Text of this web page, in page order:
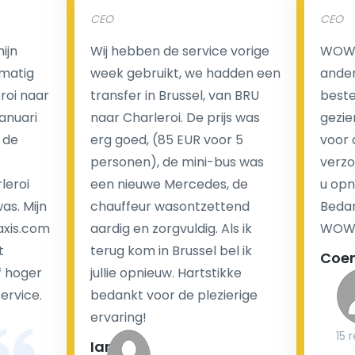
Een van de meest aantrekkelijke voordelen van
luchthaventaxi's is een vast tarief voor uw rit. In
tegenstelling tot traditionele taxi's met taxameter
brengen wij u geen extra kosten in rekening voor de
nachtrit.
We hebben geen ophaaltarief of extra kosten voor
wachttijd als uw vlucht vertraging heeft.
Kijk op onze website voor meer informatie over uw
transferkosten. Ons boekingsformulier bevat alle
mogelijke extra's die u kunt kiezen en de prijs die u
krijgt is transparant voor een passagier en een
naar
Mijn
hoger
CEO
Wij hebben de service vorige
week gebruikt, we hadden een
transfer in Brussel, van BRU
naar Charleroi. De prijs was
erg goed, (85 EUR voor 5
personen), de mini-bus was
een nieuwe Mercedes, de
chauffeur wasontzettend
aardig en zorgvuldig. Als ik
terug kom in Brussel bel ik
jullie opnieuw. Hartstikke
bedankt voor de plezierige
ervaring!
Ian
CEO
voor
u
15